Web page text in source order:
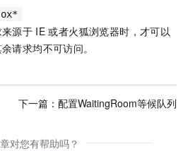
源于 IE 或者火狐浏览器时，才可以
请求均不可访问。
下一篇： 配置WaitingRoom等候队列
对您有帮助吗？